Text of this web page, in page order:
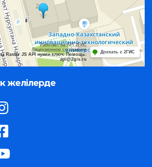
Работает на API 2ГИС
Лицензионное соглашение
Raster JS API нужен ключ. Помощь:
api@2gis.ru
Доехать с 2ГИС
желілерде